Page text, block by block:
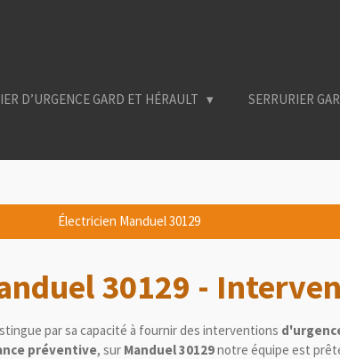
D’URGENCE GARD ET HÉRAULT SERRURIER
Électricien Manduel 30129
30129 -
par sa capacité à fournir des interventions
préventive, sur Manduel 30129notre équipe est